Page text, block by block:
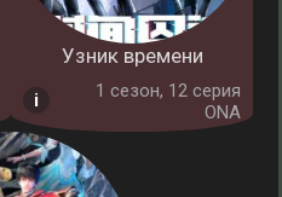
Узник времени
1 cезон, 12 серия
ONA